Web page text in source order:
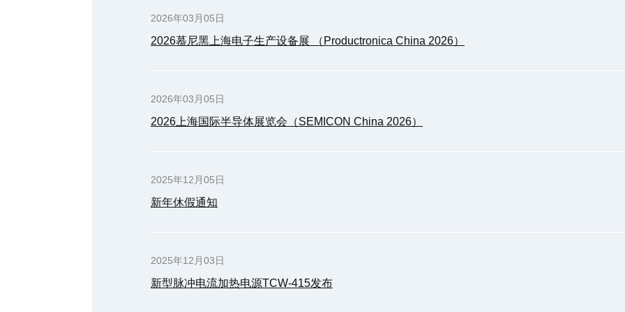
2026年03月05日
2026慕尼黑上海电子生产设备展 （Productronica China 2026）
2026年03月05日
2026上海国际半导体展览会（SEMICON China 2026）
2025年12月05日
新年休假通知
2025年12月03日
新型脉冲电流加热电源TCW-415发布